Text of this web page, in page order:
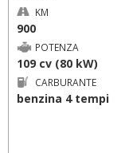
KM
900
POTENZA
109 cv (80 kW)
CARBURANTE
benzina 4 tempi